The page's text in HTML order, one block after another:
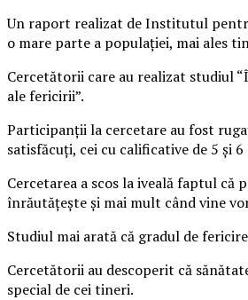
Un raport realizat de Institutul
o mare parte a populaţiei, mai ales
Cercetătorii care au realizat studiul
ale fericirii”.
Participanţii la cercetare au fost
satisfăcuţi, cei cu calificative de 5 şi
Cercetarea a scos la iveală faptul
înrăutăţeşte şi mai mult când vine
Studiul mai arată că gradul de
Cercetătorii au descoperit că
special de cei tineri.